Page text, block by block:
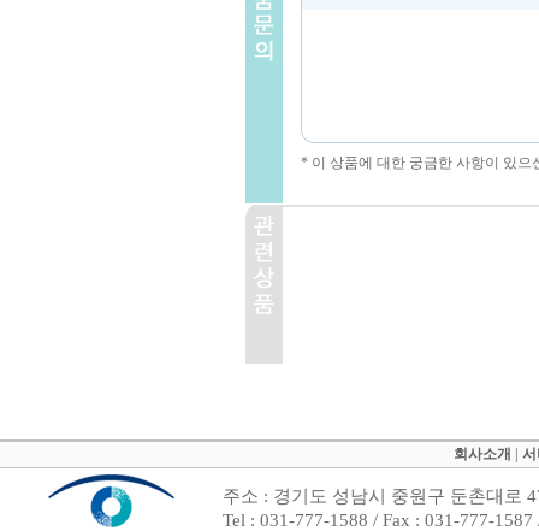
* 이 상품에 대한 궁금한 사항이 있
회사소개
주소 : 경기도 성남시 중원구 둔촌대로
Tel : 031-777-1588 / Fax : 031-777-